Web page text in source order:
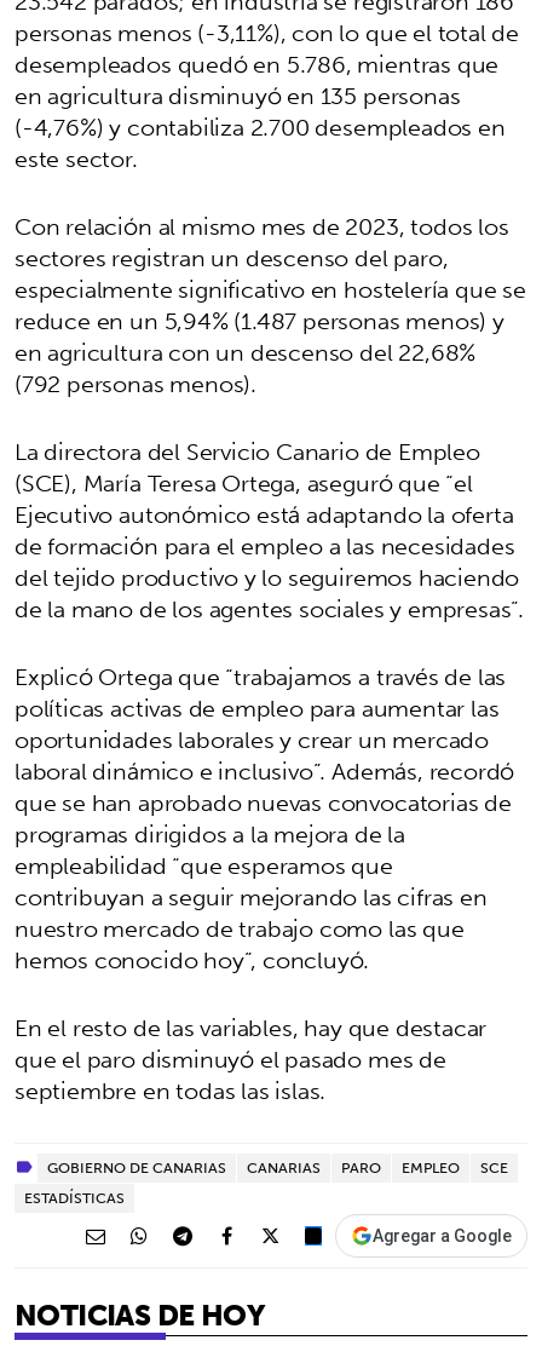
personas menos (-3,11%), con lo que el total de
desempleados quedó en 5.786, mientras que
en agricultura disminuyó en 135 personas
(-4,76%) y contabiliza 2.700 desempleados en
este sector.
Con relación al mismo mes de 2023, todos los
sectores registran un descenso del paro,
especialmente significativo en hostelería que se
reduce en un 5,94% (1.487 personas menos) y
en agricultura con un descenso del 22,68%
(792 personas menos).
La directora del Servicio Canario de Empleo
(SCE), María Teresa Ortega, aseguró que “el
Ejecutivo autonómico está adaptando la oferta
de formación para el empleo a las necesidades
del tejido productivo y lo seguiremos haciendo
de la mano de los agentes sociales y empresas”.
Explicó Ortega que “trabajamos a través de las
políticas activas de empleo para aumentar las
oportunidades laborales y crear un mercado
laboral dinámico e inclusivo”. Además, recordó
que se han aprobado nuevas convocatorias de
programas dirigidos a la mejora de la
empleabilidad “que esperamos que
contribuyan a seguir mejorando las cifras en
nuestro mercado de trabajo como las que
hemos conocido hoy”, concluyó.
En el resto de las variables, hay que destacar
que el paro disminuyó el pasado mes de
septiembre en todas las islas.
GOBIERNO DE CANARIAS CANARIAS PARO EMPLEO
SCE
ESTADÍSTICAS
Agregar a Google
NOTICIAS DE HOY